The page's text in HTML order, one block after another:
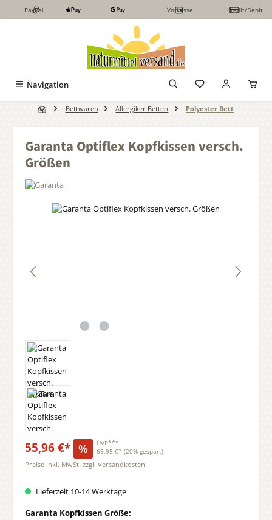
Zum Hauptinhalt springen
PayPal Vorkasse Kredit/Debit
Navigation
Bettwaren Allergiker Betten Polyester Bett
Garanta Optiflex Kopfkissen versch.
Größen
Bildergalerie überspringen
55,96 €* %
UVP***
69,95 €* (20% gespart)
Preise inkl. MwSt. zzgl. Versandkosten
Lieferzeit 10-14 Werktage
Garanta Kopfkissen Größe: